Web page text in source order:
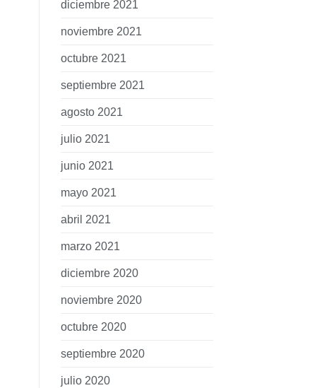
diciembre 2021
noviembre 2021
octubre 2021
septiembre 2021
agosto 2021
julio 2021
junio 2021
mayo 2021
abril 2021
marzo 2021
diciembre 2020
noviembre 2020
octubre 2020
septiembre 2020
julio 2020